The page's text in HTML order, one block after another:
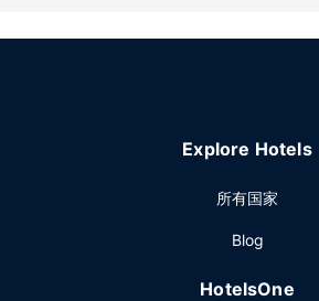
Explore Hotels
所有国家
Blog
HotelsOne